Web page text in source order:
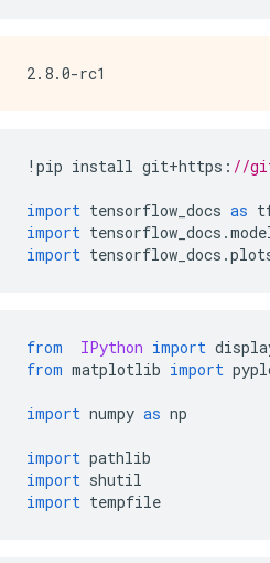
! pip install git+https : //
import tensorflow_docs as
import tensorflow_docs .
import tensorflow_docs .
from IPython import
from matplotlib import
import numpy as np
import pathlib
import shutil
import tempfile